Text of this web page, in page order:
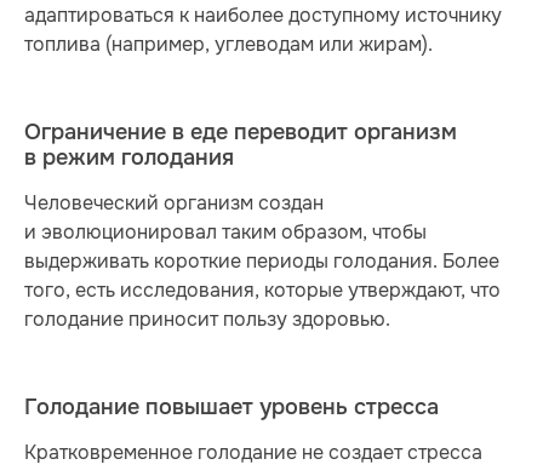
адаптироваться к наиболее доступному источнику
топлива (например, углеводам или жирам).
Ограничение в еде переводит организм
в режим голодания
Человеческий организм создан
и эволюционировал таким образом, чтобы
выдерживать короткие периоды голодания. Более
того, есть исследования, которые утверждают, что
голодание приносит пользу здоровью.
Голодание повышает уровень стресса
Кратковременное голодание не создает стресса